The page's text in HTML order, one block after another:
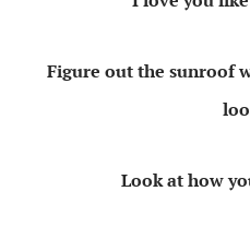
Figure out the sunroof
Look at how